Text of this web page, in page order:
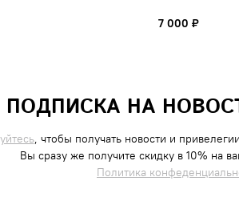
7 000 ₽
ПОДПИСКА НА
, чтобы получать новости и
Вы сразу же получите скидку в 10% на
Политика